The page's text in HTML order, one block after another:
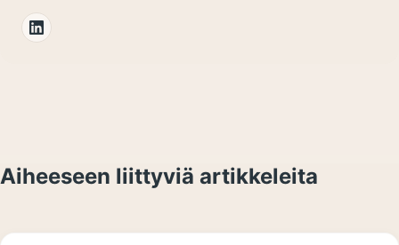
Aiheeseen liittyviä artikkeleita